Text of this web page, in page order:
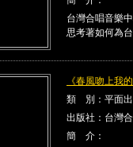
台灣合唱音樂
思考著如何為
《春風吻上我
類 別：平面
出版社：台灣
簡 介：